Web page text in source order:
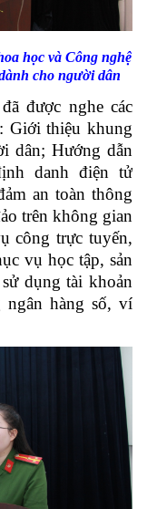
học và Công nghệ
cho người dân
được nghe các
Giới thiệu khung
dân; Hướng dẫn
danh điện tử
an toàn thông
trên không gian
công trực tuyến,
vụ học tập, sản
dụng tài khoản
ngân hàng số, ví